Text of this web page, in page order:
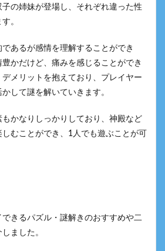
の姉妹が登場し、それぞれ違った性
。
あるが感情を理解することができ
かだけど、痛みを感じることができ
メリットを抱えており、プレイヤー
して謎を解いていきます。
かなりしっかりしており、神殿など
むことができ、1人でも遊ぶことが可
きるパズル・謎解きのおすすめや二
ました。